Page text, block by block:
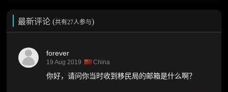
最新评论 (共有27人参与)
forever
19 Aug 2019 China
你好，请问你当时收到移民局的邮箱是什么啊？